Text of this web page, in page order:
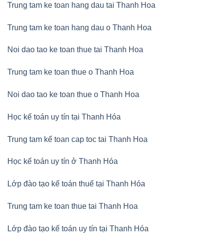
Trung tam ke toan hang dau tai Thanh Hoa
Trung tam ke toan hang dau o Thanh Hoa
Noi dao tao ke toan thue tai Thanh Hoa
Trung tam ke toan thue o Thanh Hoa
Noi dao tao ke toan thue o Thanh Hoa
Học kế toán uy tín tại Thanh Hóa
Trung tam kế toan cap toc tai Thanh Hoa
Học kế toán uy tín ở Thanh Hóa
Lớp đào tạo kế toán thuế tại Thanh Hóa
Trung tam ke toan thue tai Thanh Hoa
Lớp đào tạo kế toán uy tín tại Thanh Hóa